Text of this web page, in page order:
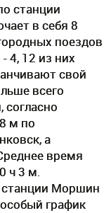
станции
в себя 8
поездов
4, 12 из них
свой
всего
м по
а
время
ч 3 м.
Моршин
график